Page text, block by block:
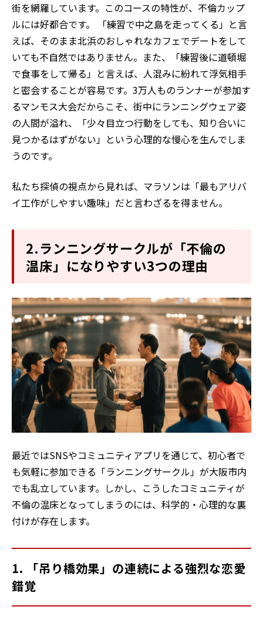
街を網羅しています。このコースの特性が、不倫カップ
ルには好都合です。 「練習で中之島を走ってくる」と言
えば、そのまま北浜のおしゃれなカフェでデートをして
いても不自然ではありません。また、「練習後に道頓堀
で食事をして帰る」と言えば、人混みに紛れて浮気相手
と密会することが容易です。3万人ものランナーが参加す
るマンモス大会だからこそ、街中にランニングウェア姿
の人間が溢れ、「少々目立つ行動をしても、知り合いに
見つかるはずがない」という心理的な慢心を生んでしま
うのです。
私たち探偵の視点から見れば、マラソンは「最もアリバ
イ工作がしやすい趣味」だと言わざるを得ません。
2.ランニングサークルが「不倫の
温床」になりやすい3つの理由
最近ではSNSやコミュニティアプリを通じて、初心者で
も気軽に参加できる「ランニングサークル」が大阪市内
でも乱立しています。しかし、こうしたコミュニティが
不倫の温床となってしまうのには、科学的・心理的な裏
付けが存在します。
1. 「吊り橋効果」の連続による強烈な恋愛
錯覚